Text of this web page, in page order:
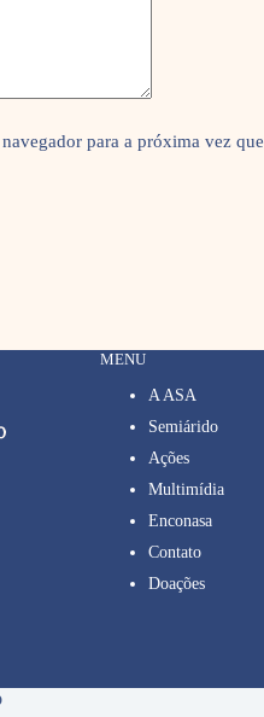
para a próxima vez
MENU
A ASA
Semiárido
Ações
Multimídia
Enconasa
Contato
Doações